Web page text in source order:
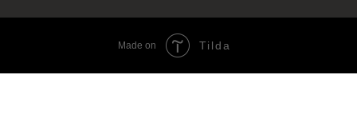
Made on Tilda